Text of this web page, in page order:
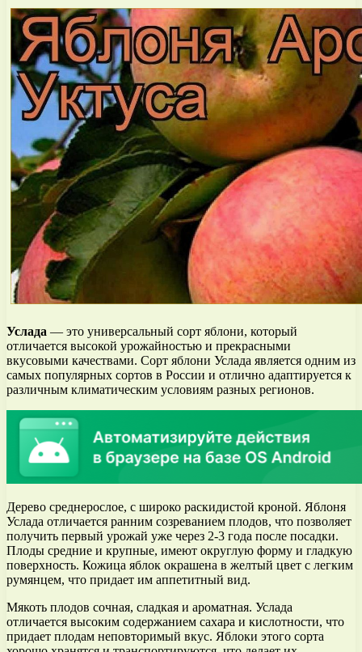
Услада — это универсальный сорт яблони, который
отличается высокой урожайностью и прекрасными
вкусовыми качествами. Сорт яблони Услада является одним из
самых популярных сортов в России и отлично адаптируется к
различным климатическим условиям разных регионов.
Дерево среднерослое, с широко раскидистой кроной. Яблоня
Услада отличается ранним созреванием плодов, что позволяет
получить первый урожай уже через 2-3 года после посадки.
Плоды средние и крупные, имеют округлую форму и гладкую
поверхность. Кожица яблок окрашена в желтый цвет с легким
румянцем, что придает им аппетитный вид.
Мякоть плодов сочная, сладкая и ароматная. Услада
отличается высоким содержанием сахара и кислотности, что
придает плодам неповторимый вкус. Яблоки этого сорта